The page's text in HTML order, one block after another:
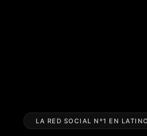
LA RED SOCIAL Nº1 EN